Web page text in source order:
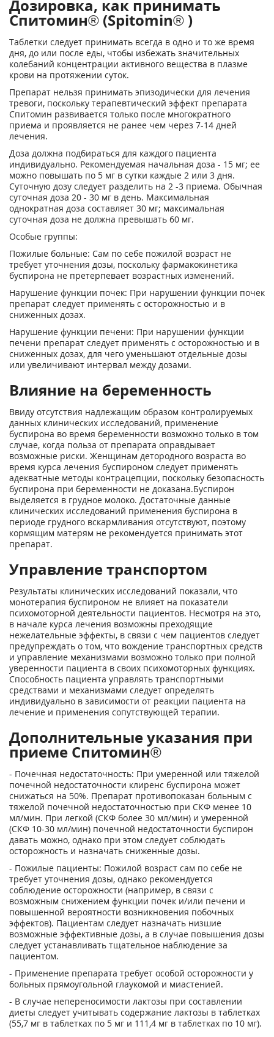
Дозировка, как принимать
Спитомин® (Spitomin® )
Таблетки следует принимать всегда в одно и то же время
дня, до или после еды, чтобы избежать значительных
колебаний концентрации активного вещества в плазме
крови на протяжении суток.
Препарат нельзя принимать эпизодически для лечения
тревоги, поскольку терапевтический эффект препарата
Спитомин развивается только после многократного
приема и проявляется не ранее чем через 7-14 дней
лечения.
Доза должна подбираться для каждого пациента
индивидуально. Рекомендуемая начальная доза - 15 мг; ее
можно повышать по 5 мг в сутки каждые 2 или 3 дня.
Суточную дозу следует разделить на 2 -3 приема. Обычная
суточная доза 20 - 30 мг в день. Максимальная
однократная доза составляет 30 мг; максимальная
суточная доза не должна превышать 60 мг.
Особые группы:
Пожилые больные: Сам по себе пожилой возраст не
требует уточнения дозы, поскольку фармакокинетика
буспирона не претерпевает возрастных изменений.
Нарушение функции почек: При нарушении функции почек
препарат следует применять с осторожностью и в
сниженных дозах.
Нарушение функции печени: При нарушении функции
печени препарат следует применять с осторожностью и в
сниженных дозах, для чего уменьшают отдельные дозы
или увеличивают интервал между дозами.
Влияние на беременность
Ввиду отсутствия надлежащим образом контролируемых
данных клинических исследований, применение
буспирона во время беременности возможно только в том
случае, когда польза от препарата оправдывает
возможные риски. Женщинам детородного возраста во
время курса лечения буспироном следует применять
адекватные методы контрацепции, поскольку безопасность
буспирона при беременности не доказана.Буспирон
выделяется в грудное молоко. Достаточные данные
клинических исследований применения буспирона в
периоде грудного вскармливания отсутствуют, поэтому
кормящим матерям не рекомендуется принимать этот
препарат.
Управление транспортом
Результаты клинических исследований показали, что
монотерапия буспироном не влияет на показатели
психомоторной деятельности пациентов. Несмотря на это,
в начале курса лечения возможны преходящие
нежелательные эффекты, в связи с чем пациентов следует
предупреждать о том, что вождение транспортных средств
и управление механизмами возможно только при полной
уверенности пациента в своих психомоторных функциях.
Способность пациента управлять транспортными
средствами и механизмами следует определять
индивидуально в зависимости от реакции пациента на
лечение и применения сопутствующей терапии.
Дополнительные указания при
приеме Спитомин®
- Почечная недостаточность: При умеренной или тяжелой
почечной недостаточности клиренс буспирона может
снижаться на 50%. Препарат противопоказан больным с
тяжелой почечной недостаточностью при СКФ менее 10
мл/мин. При легкой (СКФ более 30 мл/мин) и умеренной
(СКФ 10-30 мл/мин) почечной недостаточности буспирон
давать можно, однако при этом следует соблюдать
осторожность и назначать сниженные дозы.
- Пожилые пациенты: Пожилой возраст сам по себе не
требует уточнения дозы, однако рекомендуется
соблюдение осторожности (например, в связи с
возможным снижением функции почек и/или печени и
повышенной вероятности возникновения побочных
эффектов). Пациентам следует назначать низшие
возможные эффективные дозы, а в случае повышения дозы
следует устанавливать тщательное наблюдение за
пациентом.
- Применение препарата требует особой осторожности у
больных прямоугольной глаукомой и миастенией.
- В случае непереносимости лактозы при составлении
диеты следует учитывать содержание лактозы в таблетках
(55,7 мг в таблетках по 5 мг и 111,4 мг в таблетках по 10 мг).